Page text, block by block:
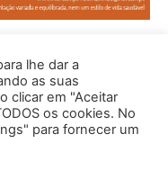
lhe dar a
as suas
clicar em "Aceitar
os cookies. No
para fornecer um